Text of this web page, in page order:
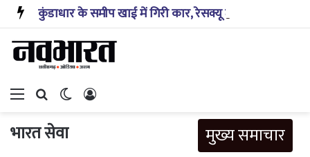
Menu Search forSwitch skin
भारत सेवा मुख्य समाचार